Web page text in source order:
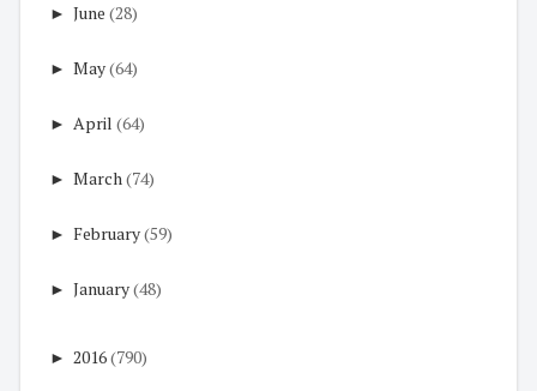
► June (28)
► May(64)
► April (64)
► March(74)
► February(59)
► January(48)
► 2016(790)